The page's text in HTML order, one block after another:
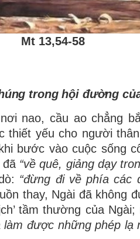
Mt 13,54-58
trong hội đường
nao, cầu ao chẳng
thiết yếu cho người
bước vào cuộc sống
đã “về quê, giảng dạy
“đừng đi về phía các
thay, Ngài đã không
tầm thường của
làm được những phép lạ